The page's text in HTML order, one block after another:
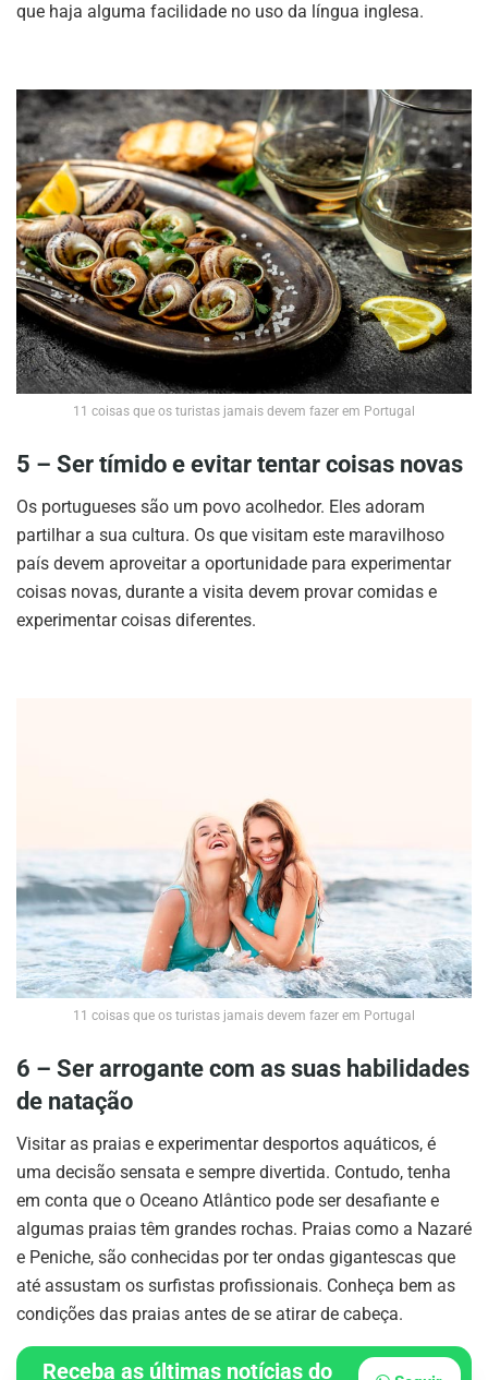
que haja alguma facilidade no uso da língua inglesa.
11 coisas que os turistas jamais devem fazer em Portugal
5 – Ser tímido e evitar tentar coisas novas
Os portugueses são um povo acolhedor. Eles adoram
partilhar a sua cultura. Os que visitam este maravilhoso
país devem aproveitar a oportunidade para experimentar
coisas novas, durante a visita devem provar comidas e
experimentar coisas diferentes.
11 coisas que os turistas jamais devem fazer em Portugal
6 – Ser arrogante com as suas habilidades
de natação
Visitar as praias e experimentar desportos aquáticos, é
uma decisão sensata e sempre divertida. Contudo, tenha
em conta que o Oceano Atlântico pode ser desafiante e
algumas praias têm grandes rochas. Praias como a Nazaré
e Peniche, são conhecidas por ter ondas gigantescas que
até assustam os surfistas profissionais. Conheça bem as
condições das praias antes de se atirar de cabeça.
Receba as últimas notícias do